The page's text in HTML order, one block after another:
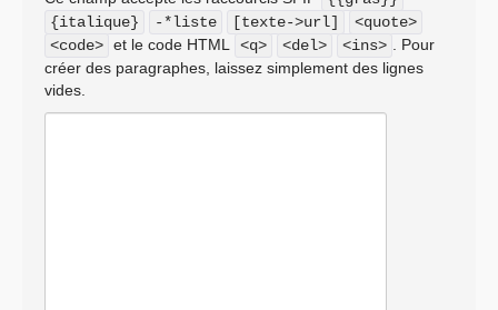
Herbillon, Antoine Herth, Mme Françoise
Hostalier, MM. Philippe Houillon, Guénhaël Huet,
Sébastien Huyghe, Mme Jacqueline Irles,
MM. Christian Jacob, Denis Jacquat, Paul
{italique}
-*liste [texte->url]
<quote>
<code> et le code HTML <q> <del> <ins>
. Pour
créer des paragraphes, laissez simplement des lignes
vides.